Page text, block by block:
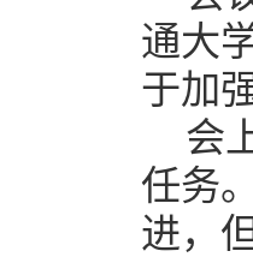
通大
于加
会
任务
进，